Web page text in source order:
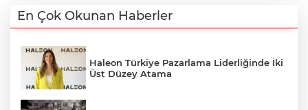
En Çok Okunan Haberler
Haleon Türkiye Pazarlama Liderliğinde İki
Üst Düzey Atama